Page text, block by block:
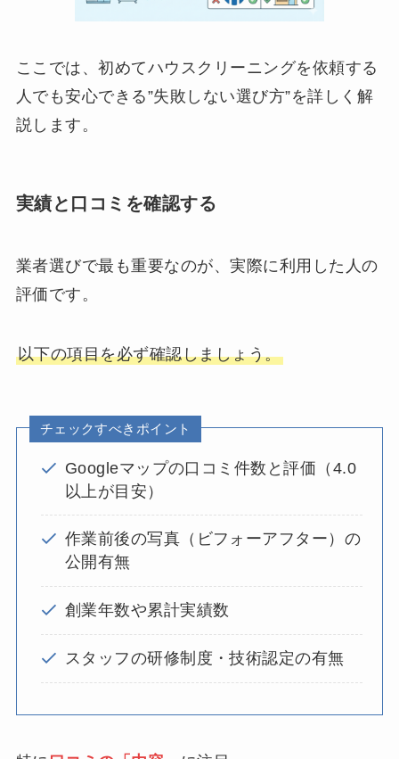
ここでは、初めてハウスクリーニングを依頼する
人でも安心できる”失敗しない選び方”を詳しく解
説します。
実績と口コミを確認する
業者選びで最も重要なのが、実際に利用した人の
評価です。
以下の項目を必ず確認しましょう。
チェックすべきポイント
Googleマップの口コミ件数と評価（4.0
以上が目安）
作業前後の写真（ビフォーアフター）の
公開有無
創業年数や累計実績数
スタッフの研修制度・技術認定の有無